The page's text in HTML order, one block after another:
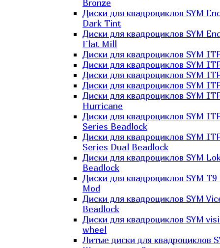
Bronze
Диски для квадроциклов SYM
Dark Tint
Диски для квадроциклов SYM
Flat Mill
Диски для квадроциклов SYM
Диски для квадроциклов SYM
Диски для квадроциклов SYM
Диски для квадроциклов SYM
Диски для квадроциклов SYM
Hurricane
Диски для квадроциклов SYM
Series Beadlock
Диски для квадроциклов SYM
Series Dual Beadlock
Диски для квадроциклов SYM
Beadlock
Диски для квадроциклов SYM T9
Mod
Диски для квадроциклов SYM
Beadlock
Диски для квадроциклов SYM
wheel
Литые диски для квадроциклов